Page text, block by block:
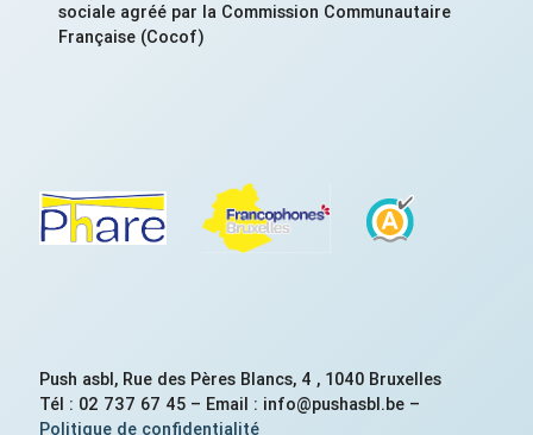
sociale agréé par la Commission Communautaire
Française (Cocof)
Push asbl, Rue des Pères Blancs, 4 , 1040 Bruxelles
Tél : 02 737 67 45 – Email : info@pushasbl.be –
Politique de confidentialité